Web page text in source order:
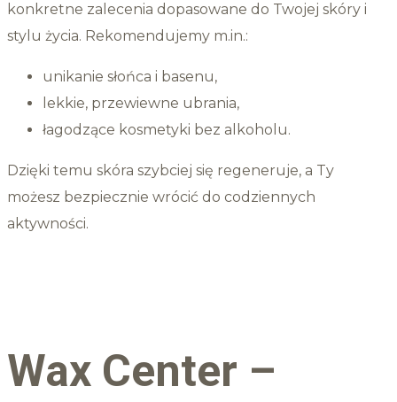
konkretne zalecenia dopasowane do Twojej skóry i
stylu życia. Rekomendujemy m.in.:
unikanie słońca i basenu,
lekkie, przewiewne ubrania,
łagodzące kosmetyki bez alkoholu.
Dzięki temu skóra szybciej się regeneruje, a Ty
możesz bezpiecznie wrócić do codziennych
aktywności.
Wax Center –